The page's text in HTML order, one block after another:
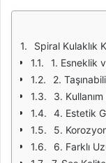
Spiral Kulaklık
1. Esneklik
2.
3. Kullanım
4. Estetik
5.
6. Farklı